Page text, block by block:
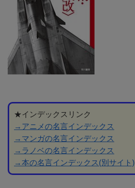
★インデックスリンク
→アニメの名言インデックス
→マンガの名言インデックス
→ラノベの名言インデックス
→本の名言インデックス(別サイト)